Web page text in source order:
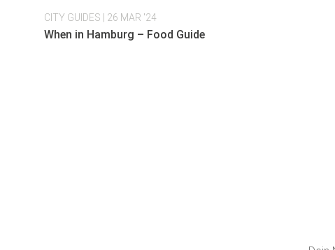
CITY GUIDES | 26 MAR '24
When in Hamburg – Food Guide